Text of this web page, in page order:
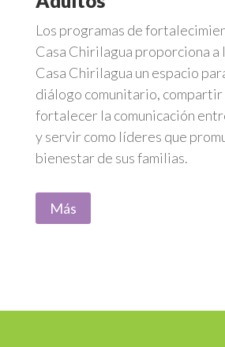
Los programas de
Casa Chirilagua proporciona a
Casa Chirilagua un espacio
diálogo comunitario,
fortalecer la comunicación
y servir como líderes que
bienestar de sus familias.
Más